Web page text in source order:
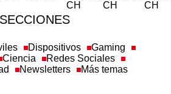
SECCIONES
Ciencia
Redes Sociales
Newsletters Más temas